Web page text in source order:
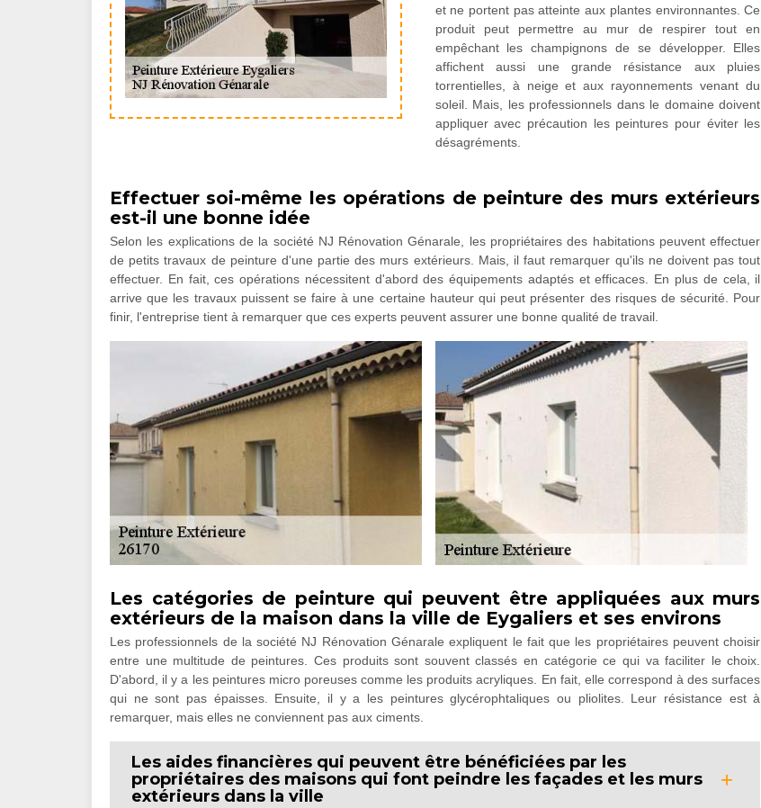
et ne portent pas atteinte aux plantes environnantes. Ce
produit peut permettre au mur de respirer tout en
empêchant les champignons de se développer. Elles
affichent aussi une grande résistance aux pluies
torrentielles, à neige et aux rayonnements venant du
soleil. Mais, les professionnels dans le domaine doivent
appliquer avec précaution les peintures pour éviter les
désagréments.
Effectuer soi-même les opérations de peinture des murs extérieurs
est-il une bonne idée
Selon les explications de la société NJ Rénovation Génarale, les propriétaires des habitations peuvent effectuer
de petits travaux de peinture d'une partie des murs extérieurs. Mais, il faut remarquer qu'ils ne doivent pas tout
effectuer. En fait, ces opérations nécessitent d'abord des équipements adaptés et efficaces. En plus de cela, il
arrive que les travaux puissent se faire à une certaine hauteur qui peut présenter des risques de sécurité. Pour
finir, l'entreprise tient à remarquer que ces experts peuvent assurer une bonne qualité de travail.
Les catégories de peinture qui peuvent être appliquées aux murs
extérieurs de la maison dans la ville de Eygaliers et ses environs
Les professionnels de la société NJ Rénovation Génarale expliquent le fait que les propriétaires peuvent choisir
entre une multitude de peintures. Ces produits sont souvent classés en catégorie ce qui va faciliter le choix.
D'abord, il y a les peintures micro poreuses comme les produits acryliques. En fait, elle correspond à des surfaces
qui ne sont pas épaisses. Ensuite, il y a les peintures glycérophtaliques ou pliolites. Leur résistance est à
remarquer, mais elles ne conviennent pas aux ciments.
Les aides financières qui peuvent être bénéficiées par les
propriétaires des maisons qui font peindre les façades et les murs
extérieurs dans la ville